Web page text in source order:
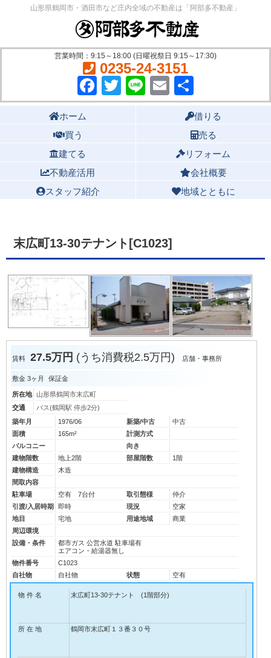
山形県鶴岡市・酒田市など庄内全域の不動産は「阿部多不動産」
営業時間：9:15～18:00 (日曜祝祭日 9:15～17:30)
0235-24-3151
Facebook
Twitter
LineEmail
有
ホーム
借りる
買う
売る
建てる
リフォーム
不動産活用
会社概要
スタッフ紹介
地域とともに
末広町13-30テナント[C1023]
賃料 27.5万円 (うち消費税2.5万円) 店舗・事務所
敷金 3ヶ月 保証金
所在地
山形県鶴岡市末広町
交通
バス(鶴岡駅 停歩2分)
築年月
1976/06 新築/中古
中古
面積
165m²
計測方式
バルコニー
向き
建物階数
地上2階 部屋階数
1階
建物構造
木造
間取内容
駐車場
空有 7台付 取引態様
仲介
引渡/入居時期
即時 現況
空家
地目
宅地 用途地域
商業
周辺環境
設備・条件
都市ガス 公営水道 駐車場有
エアコン・給湯器無し
物件番号
C1023
自社物
自社物 状態 空有
物 件 名 末広町13-30テナント (1階部分)
所 在 地 鶴岡市末広町１３番３０号